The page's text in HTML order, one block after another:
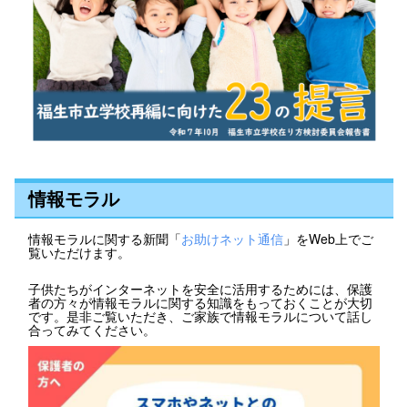
情報モラル
情報モラルに関する新聞「お助けネット通信 」をWeb上でご
覧いただけます。
子供たちがインターネットを安全に活用するためには、保護
者の方々が情報モラルに関する知識をもっておくことが大切
です。是非ご覧いただき、ご家族で情報モラルについて話し
合ってみてください。